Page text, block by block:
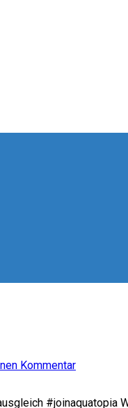
Kommentar
#joinaquatopia